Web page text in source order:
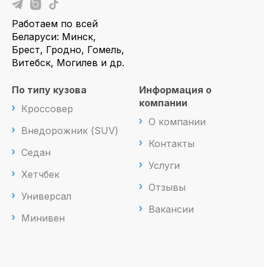
Работаем по всей
Беларуси: Минск,
Брест, Гродно, Гомель,
Витебск, Могилев и др.
По типу кузова
Кроссовер
Внедорожник (SUV)
Седан
Хетчбек
Универсал
Минивен
Информация о
компании
О компании
Контакты
Услуги
Отзывы
Вакансии